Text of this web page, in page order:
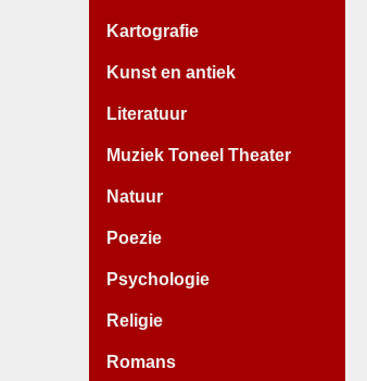
Kartografie
Kunst en antiek
Literatuur
Muziek Toneel Theater
Natuur
Poezie
Psychologie
Religie
Romans